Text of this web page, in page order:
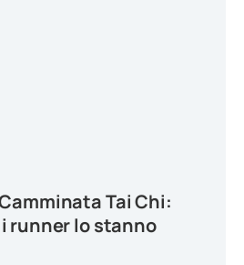
Tai Chi:
runner lo stanno